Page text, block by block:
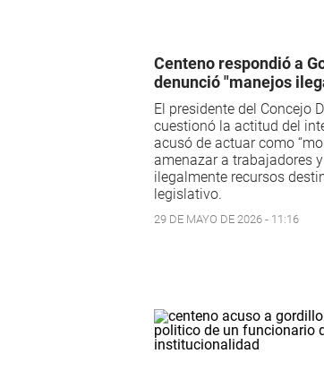
Centeno respondió a
denunció "manejos
El presidente del Concejo
cuestionó la actitud del
acusó de actuar como
amenazar a trabajadores
ilegalmente recursos
legislativo.
29 DE MAYO DE 2026 - 11:16